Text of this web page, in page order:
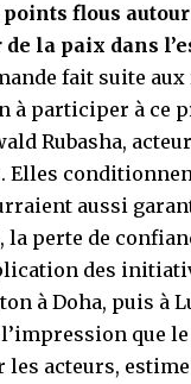
flous
la paix dans
fait suite
à participer à ce
Rubasha,
Elles
aussi
la perte de
des
à Doha, puis à
que
les acteurs,